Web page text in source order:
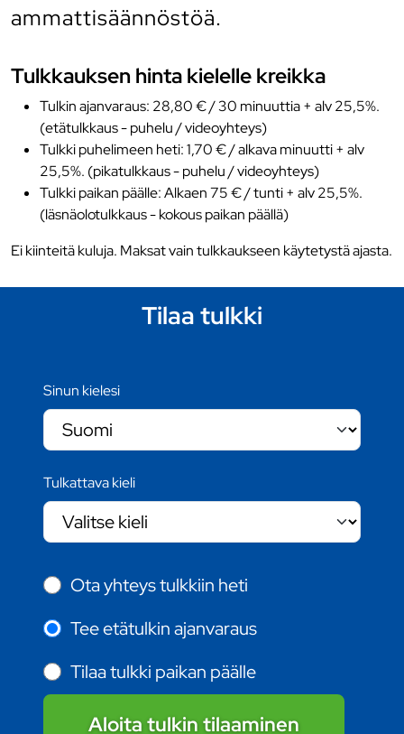
ammattisäännöstöä.
Tulkkauksen hinta kielelle kreikka
Tulkin ajanvaraus: 28,80 € / 30 minuuttia + alv 25,5%.
(etätulkkaus - puhelu / videoyhteys)
Tulkki puhelimeen heti: 1,70 € / alkava minuutti + alv
25,5%. (pikatulkkaus - puhelu / videoyhteys)
Tulkki paikan päälle: Alkaen 75 € / tunti + alv 25,5%.
(läsnäolotulkkaus - kokous paikan päällä)
Ei kiinteitä kuluja. Maksat vain tulkkaukseen käytetystä ajasta.
Tilaa tulkki
Sinun kielesi
Tulkattava kieli
Ota yhteys tulkkiin heti
Tee etätulkin ajanvaraus
Tilaa tulkki paikan päälle
Aloita tulkin tilaaminen